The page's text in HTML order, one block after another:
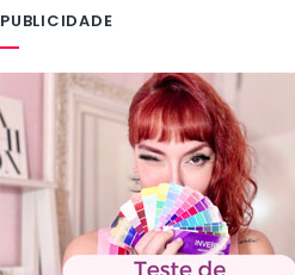
PUBLICIDADE